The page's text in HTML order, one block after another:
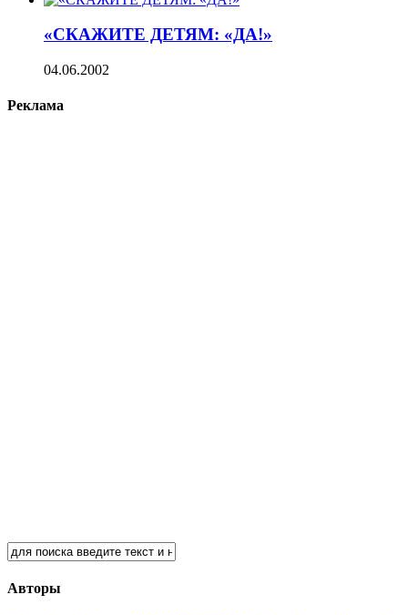
«СКАЖИТЕ ДЕТЯМ: «ДА!»
04.06.2002
Реклама
Авторы